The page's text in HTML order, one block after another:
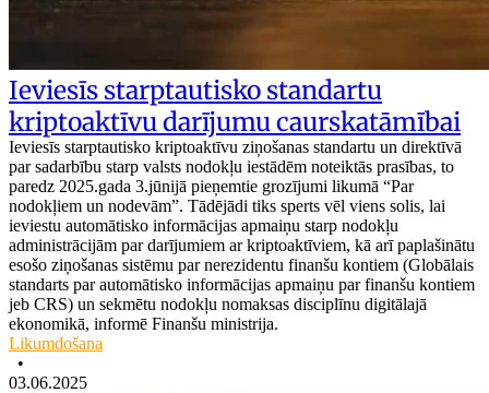
Ieviesīs starptautisko standartu
kriptoaktīvu darījumu caurskatāmībai
Ieviesīs starptautisko kriptoaktīvu ziņošanas standartu un direktīvā
par sadarbību starp valsts nodokļu iestādēm noteiktās prasības, to
paredz 2025.gada 3.jūnijā pieņemtie grozījumi likumā “Par
nodokļiem un nodevām”. Tādējādi tiks sperts vēl viens solis, lai
ieviestu automātisko informācijas apmaiņu starp nodokļu
administrācijām par darījumiem ar kriptoaktīviem, kā arī paplašinātu
esošo ziņošanas sistēmu par nerezidentu finanšu kontiem (Globālais
standarts par automātisko informācijas apmaiņu par finanšu kontiem
jeb CRS) un sekmētu nodokļu nomaksas disciplīnu digitālajā
ekonomikā, informē Finanšu ministrija.
Likumdošana
•
03.06.2025